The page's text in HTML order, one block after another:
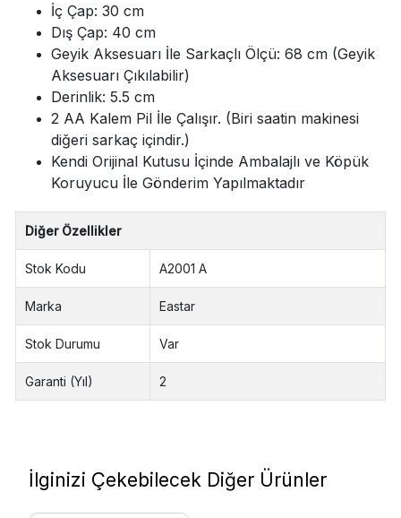
İç Çap: 30 cm
Dış Çap: 40 cm
Geyik Aksesuarı İle Sarkaçlı Ölçü: 68 cm (Geyik
Aksesuarı Çıkılabilir)
Derinlik: 5.5 cm
2 AA Kalem Pil İle Çalışır. (Biri saatin makinesi
diğeri sarkaç içindir.)
Kendi Orijinal Kutusu İçinde Ambalajlı ve Köpük
Koruyucu İle Gönderim Yapılmaktadır
Diğer Özellikler
Stok Kodu A2001 A
Marka Eastar
Stok Durumu Var
Garanti (Yıl) 2
İlginizi Çekebilecek Diğer Ürünler